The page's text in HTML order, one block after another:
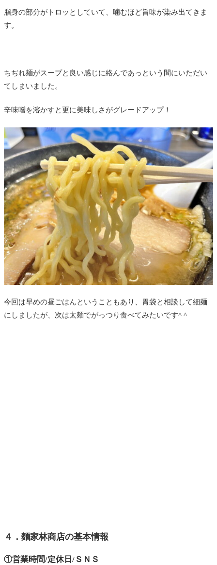
脂身の部分がトロッとしていて、噛むほど旨味が染み出てきま
す。
ちぢれ麺がスープと良い感じに絡んであっという間にいただい
てしまいました。
辛味噌を溶かすと更に美味しさがグレードアップ！
今回は早めの昼ごはんということもあり、胃袋と相談して細麺
にしましたが、次は太麺でがっつり食べてみたいです^ ^
４．麵家林商店の基本情報
①営業時間/定休日/ＳＮＳ